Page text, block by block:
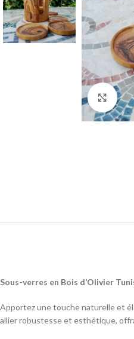
Sous-verres en Bois d’Olivier
Apportez une touche naturelle et
allier robustesse et esthétique,